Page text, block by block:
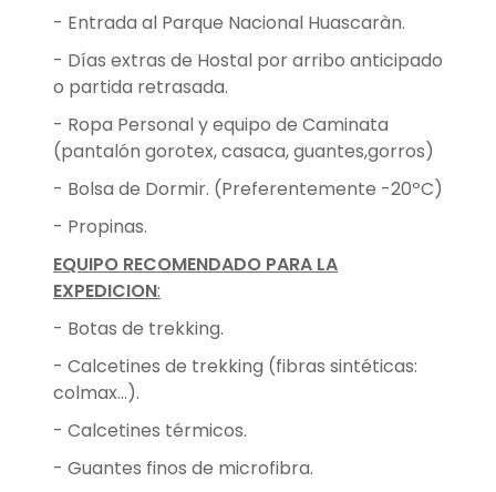
- Entrada al Parque Nacional Huascaràn.
- Días extras de Hostal por arribo anticipado
o partida retrasada.
- Ropa Personal y equipo de Caminata
(pantalón gorotex, casaca, guantes,gorros)
- Bolsa de Dormir. (Preferentemente -20ºC)
- Propinas.
EQUIPO RECOMENDADO PARA LA
EXPEDICION:
- Botas de trekking.
- Calcetines de trekking (fibras sintéticas:
colmax...).
- Calcetines térmicos.
- Guantes finos de microfibra.